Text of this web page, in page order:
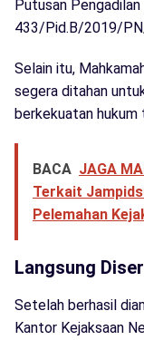
Putusan
433/Pid.B/2019/
Selain itu,
segera ditahan
berkekuatan hukum
BACA JAGA
Terkait
Pelemahan
Langsung
Setelah berhasil
Kantor Kejaksaan